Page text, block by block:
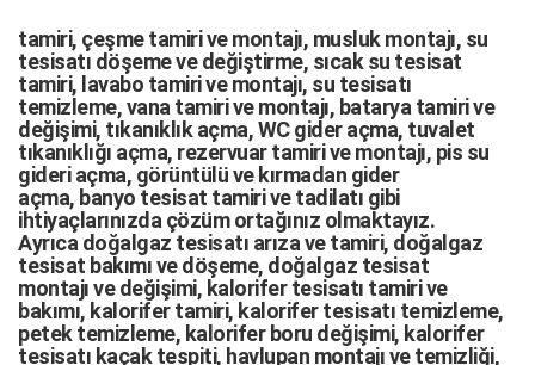
tamiri, çeşme tamirivemontajı, musluk montajı, su
tesisatı döşemeve değiştirme, sıcak su tesisat
tamiri, lavabo tamirivemontajı, su tesisatı
temizleme,vana tamirivemontajı, batarya tamirive
değişimi, tıkanıklık açma,WC gider açma, tuvalet
tıkanıklığı açma, rezervuar tamirive montajı, pis su
gideri açma, görüntülü ve kırmadan gider
açma, banyo tesisat tamirivetadilatı gibi
ihtiyaçlarınızda çözüm ortağınız olmaktayız.
Ayrıca doğalgaz tesisatı arızave tamiri, doğalgaz
tesisat bakımıve döşeme, doğalgaz tesisat
montajıve değişimi, kalorifer tesisatı tamiri ve
bakımı, kalorifer tamiri, kalorifer tesisatı temizleme,
petek temizleme, kalorifer boru değişimi, kalorifer
tesisatı kaçak tespiti, havlupan montajı ve temizliği,